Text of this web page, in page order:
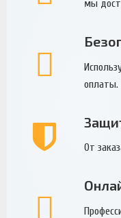
мы
оплаты.
От